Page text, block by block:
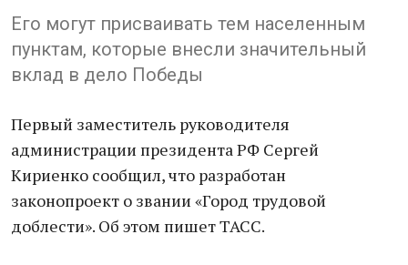
Его могут присваивать тем населенным
пунктам, которые внесли значительный
вклад в дело Победы
Первый заместитель руководителя
администрации президента РФ Сергей
Кириенко сообщил, что разработан
законопроект о звании «Город трудовой
доблести». Об этом пишет ТАСС.